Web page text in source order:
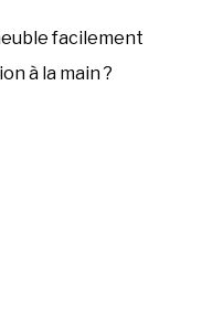
facilement
à la main ?